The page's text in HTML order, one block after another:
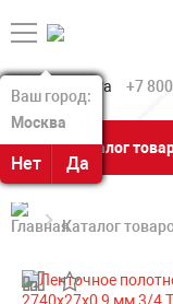
Ваш город:
Москва
Нет Да
Ваш город:
Москва
Нет Да
+7
Каталог
Каталог